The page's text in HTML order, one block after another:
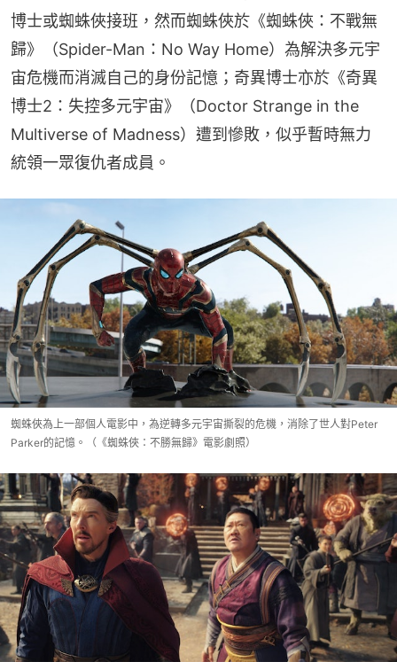
博士或蜘蛛俠接班，然而蜘蛛俠於《蜘蛛俠：不戰無
歸》（Spider-Man：No Way Home）為解決多元宇
宙危機而消滅自己的身份記憶；奇異博士亦於《奇異
博士2：失控多元宇宙》（Doctor Strange in the
Multiverse of Madness）遭到慘敗，似乎暫時無力
統領一眾復仇者成員。
蜘蛛俠為上一部個人電影中，為逆轉多元宇宙撕裂的危機，消除了世人對Peter
Parker的記憶。（《蜘蛛俠：不勝無歸》電影劇照）